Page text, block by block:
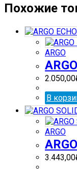
Похожие
ARGO
2.050,00
В
ARGO
3.443,00